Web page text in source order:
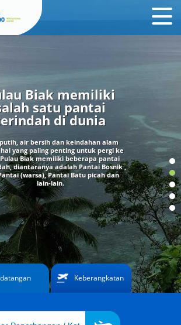
Biak memiliki
satu pantai
di dunia
air bersih dan keindahan alam
yang paling penting untuk pergi ke
Biak memiliki beberapa pantai
diantaranya adalah Pantai Bosnik ,
(warsa), Pantai Batu picah dan
lain-lain.
Keberangkatan